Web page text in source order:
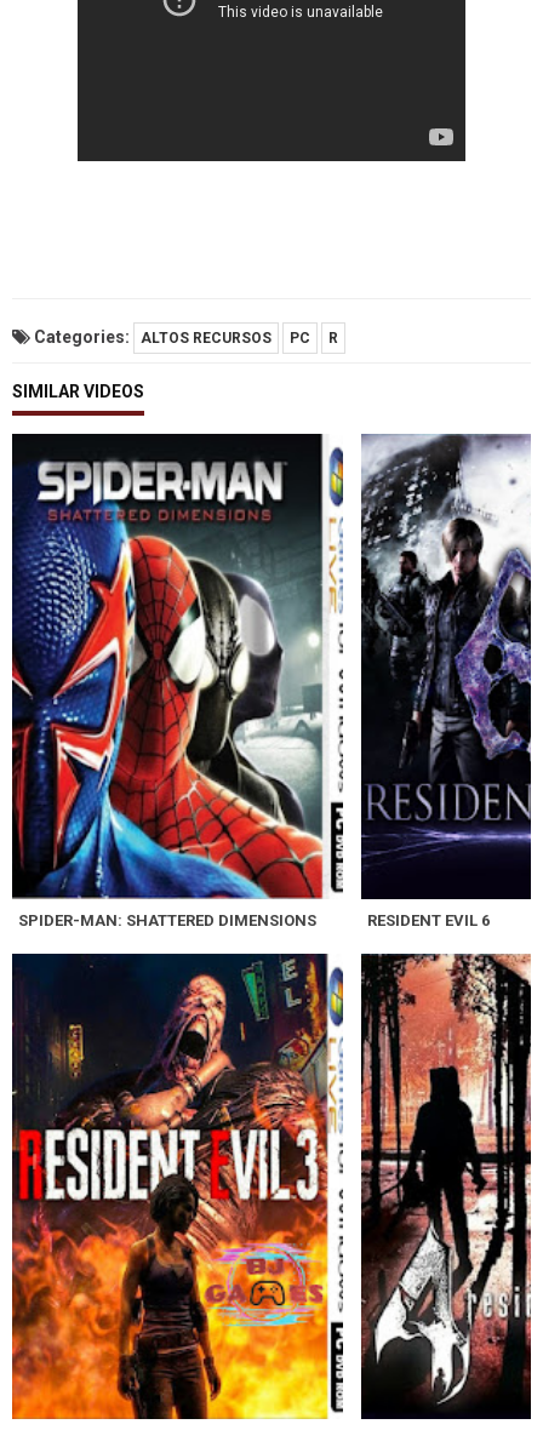
Categories: ALTOS RECURSOS PC R
SIMILAR VIDEOS
SPIDER-MAN: SHATTERED DIMENSIONS RESIDENT EVIL 6